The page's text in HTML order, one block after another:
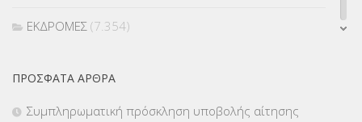
ΕΚΔΡΟΜΕΣ (7.354)
ΠΡΌΣΦΑΤΑ ΆΡΘΡΑ
Συμπληρωματική πρόσκληση υποβολής αίτησης